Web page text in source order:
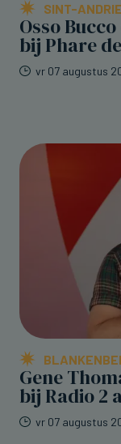
SINT-
Osso
bij Phare
vr 07 augustus
Gene
bij Radio 2
vr 07 augustus